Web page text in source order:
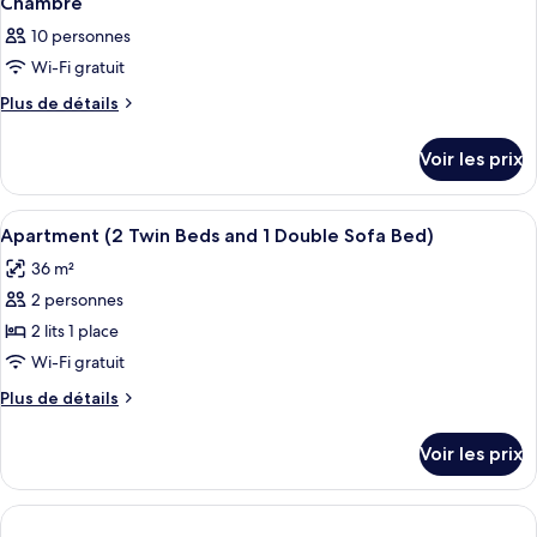
10 personnes
Wi-Fi gratuit
Plus de détails
Plus
le
type
de
chambre
Chambre
Voir les prix
Afficher
toutes
les
photos
pour
ce
type
de
Apartment
(2
Twin
Literie de qualité supérieure,
7
Apartment (2 Twin Beds and 1 Double Sofa Bed)
36 m²
2 personnes
2 lits 1 place
Wi-Fi gratuit
Plus de détails
Plus
le
type
de
Voir les prix